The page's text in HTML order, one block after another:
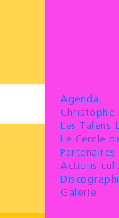
Agenda
Christophe
Les Talens
Le Cercle
Actions
Galerie